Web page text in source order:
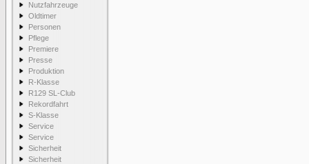
Nutzfahrzeuge
Oldtimer
Personen
Pflege
Premiere
Presse
Produktion
R-Klasse
R129 SL-Club
Rekordfahrt
S-Klasse
Service
Service
Sicherheit
Sicherheit